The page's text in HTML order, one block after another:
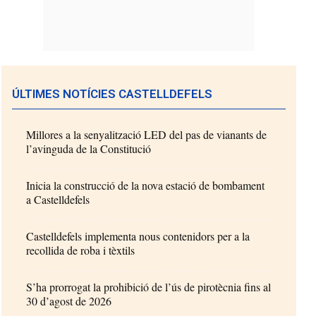
ÚLTIMES NOTÍCIES CASTELLDEFELS
Millores a la senyalització LED del pas de vianants de
l’avinguda de la Constitució
Inicia la construcció de la nova estació de bombament
a Castelldefels
Castelldefels implementa nous contenidors per a la
recollida de roba i tèxtils
S’ha prorrogat la prohibició de l’ús de pirotècnia fins al
30 d’agost de 2026